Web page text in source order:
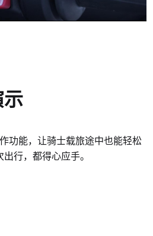
功能，让骑士载旅途中也能轻松
行，都得心应手。